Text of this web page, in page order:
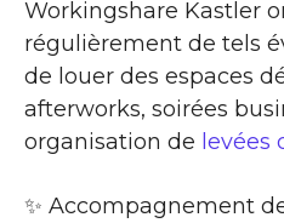
Workingshare Kastler
régulièrement de tels
de louer des espaces
afterworks, soirées
organisation de levées
✨​ Accompagnement